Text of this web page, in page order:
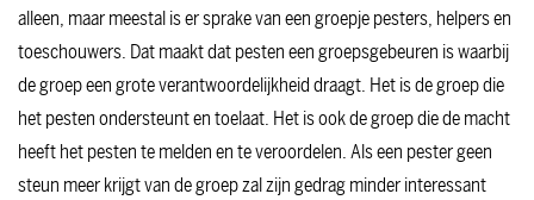
alleen, maar meestal is er sprake van een groepje pesters, helpers en
toeschouwers. Dat maakt dat pesten een groepsgebeuren is waarbij
de groep een grote verantwoordelijkheid draagt. Het is de groep die
het pesten ondersteunt en toelaat. Het is ook de groep die de macht
heeft het pesten te melden en te veroordelen. Als een pester geen
steun meer krijgt van de groep zal zijn gedrag minder interessant